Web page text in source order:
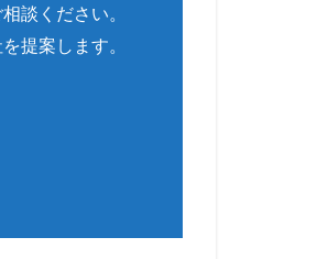
談ください。
提案します。